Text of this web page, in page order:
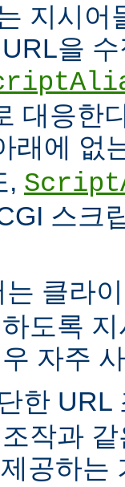
지시어
을
대응한
래에 없
,
스크
는 클라
도록
자주
한 URL
작과
공하는